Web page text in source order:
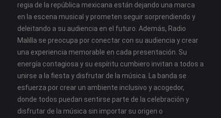
regia de la república mexicana están dejando una marca
en la escena musical y prometen seguir sorprendiendo y
deleitando a su audiencia en el futuro. Además, Radio
Malilla se preocupa por conectar con su audiencia y crear
una experiencia memorable en cada presentación. Su
energía contagiosa y su espíritu cumbiero invitan a todos a
unirse a la fiesta y disfrutar de la música. La banda se
esfuerza por crear un ambiente inclusivo y acogedor,
donde todos puedan sentirse parte de la celebración y
disfrutar de la música sin importar su origen o